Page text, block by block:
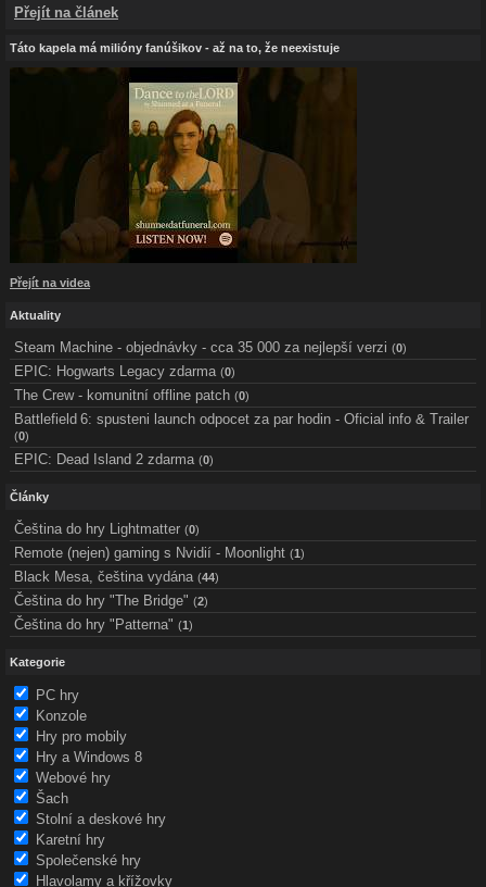
Přejít na článek
Táto kapela má milióny fanúšikov - až na to, že neexistuje
Přejít na videa
Aktuality
Steam Machine - objednávky - cca 35 000 za nejlepší verzi (0)
EPIC: Hogwarts Legacy zdarma (0)
The Crew - komunitní offline patch (0)
Battlefield 6: spusteni launch odpocet za par hodin - Oficial info & Trailer
(0)
EPIC: Dead Island 2 zdarma (0)
Články
Čeština do hry Lightmatter (0)
Remote (nejen) gaming s Nvidií - Moonlight (1)
Black Mesa, čeština vydána (44)
Čeština do hry "The Bridge" (2)
Čeština do hry "Patterna" (1)
Kategorie
PC hry
Konzole
Hry pro mobily
Hry a Windows 8
Webové hry
Šach
Stolní a deskové hry
Karetní hry
Společenské hry
Hlavolamy a křížovky